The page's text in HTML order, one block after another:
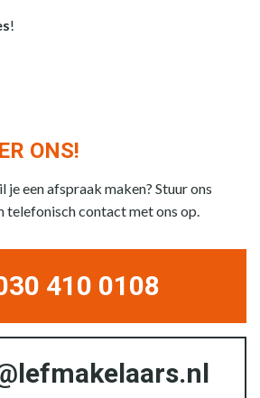
!
ONS!
je een afspraak maken? Stuur ons
telefonisch contact met ons op.
410 0108